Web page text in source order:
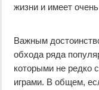
жизни и имеет
Важным
обхода ряда
которыми не редко
играми. В общем,